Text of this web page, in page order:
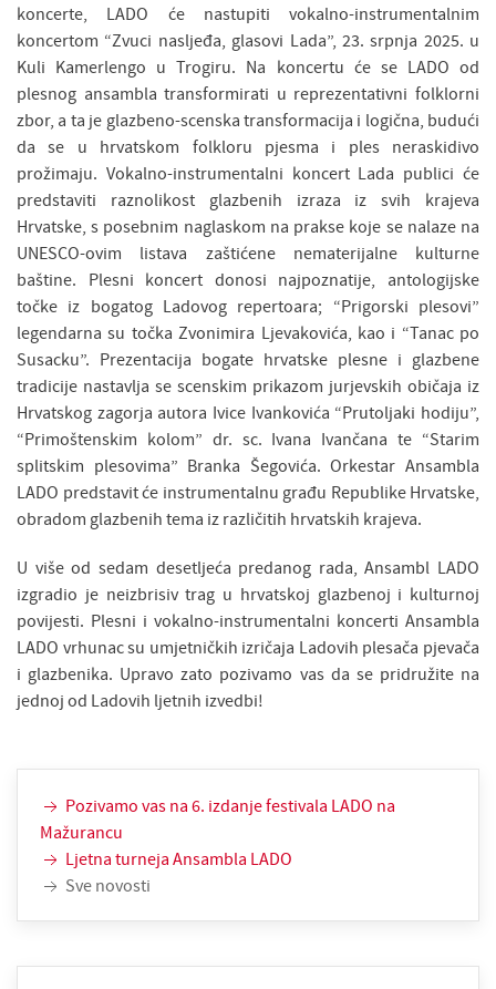
koncerte, LADO će nastupiti vokalno-instrumentalnim
koncertom “Zvuci nasljeđa, glasovi Lada”, 23. srpnja 2025. u
Kuli Kamerlengo u Trogiru. Na koncertu će se LADO od
plesnog ansambla transformirati u reprezentativni folklorni
zbor, a ta je glazbeno-scenska transformacija i logična, budući
da se u hrvatskom folkloru pjesma i ples neraskidivo
prožimaju. Vokalno-instrumentalni koncert Lada publici će
predstaviti raznolikost glazbenih izraza iz svih krajeva
Hrvatske, s posebnim naglaskom na prakse koje se nalaze na
UNESCO-ovim listava zaštićene nematerijalne kulturne
baštine. Plesni koncert donosi najpoznatije, antologijske
točke iz bogatog Ladovog repertoara; “Prigorski plesovi”
legendarna su točka Zvonimira Ljevakovića, kao i “Tanac po
Susacku”. Prezentacija bogate hrvatske plesne i glazbene
tradicije nastavlja se scenskim prikazom jurjevskih običaja iz
Hrvatskog zagorja autora Ivice Ivankovića “Prutoljaki hodiju”,
“Primoštenskim kolom” dr. sc. Ivana Ivančana te “Starim
splitskim plesovima” Branka Šegovića. Orkestar Ansambla
LADO predstavit će instrumentalnu građu Republike Hrvatske,
obradom glazbenih tema iz različitih hrvatskih krajeva.
U više od sedam desetljeća predanog rada, Ansambl LADO
izgradio je neizbrisiv trag u hrvatskoj glazbenoj i kulturnoj
povijesti. Plesni i vokalno-instrumentalni koncerti Ansambla
LADO vrhunac su umjetničkih izričaja Ladovih plesača pjevača
i glazbenika. Upravo zato pozivamo vas da se pridružite na
jednoj od Ladovih ljetnih izvedbi!
Pozivamo vas na 6. izdanje festivala LADO na
Mažurancu
Ljetna turneja Ansambla LADO
Sve novosti